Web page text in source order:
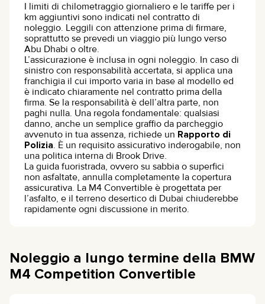
I limiti di chilometraggio giornaliero e le tariffe per i
km aggiuntivi sono indicati nel contratto di
noleggio. Leggili con attenzione prima di firmare,
soprattutto se prevedi un viaggio più lungo verso
Abu Dhabi o oltre.
L’assicurazione è inclusa in ogni noleggio. In caso di
sinistro con responsabilità accertata, si applica una
franchigia il cui importo varia in base al modello ed
è indicato chiaramente nel contratto prima della
firma. Se la responsabilità è dell’altra parte, non
paghi nulla. Una regola fondamentale: qualsiasi
danno, anche un semplice graffio da parcheggio
avvenuto in tua assenza, richiede un Rapporto di
Polizia. È un requisito assicurativo inderogabile, non
una politica interna di Brook Drive.
La guida fuoristrada, ovvero su sabbia o superfici
non asfaltate, annulla completamente la copertura
assicurativa. La M4 Convertible è progettata per
l’asfalto, e il terreno desertico di Dubai chiuderebbe
rapidamente ogni discussione in merito.
Noleggio a lungo termine della BMW
M4 Competition Convertible